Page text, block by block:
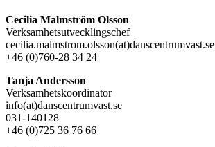
Cecilia Malmström Olsson
Verksamhetsutvecklingschef
cecilia.malmstrom.olsson(at)danscentrumvast.se
+46 (0)760-28 34 24
Tanja Andersson
Verksamhetskoordinator
info(at)danscentrumvast.se
031-140128
+46 (0)725 36 76 66